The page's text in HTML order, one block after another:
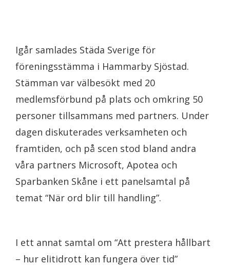
Igår samlades Städa Sverige för
föreningsstämma i Hammarby Sjöstad.
Stämman var välbesökt med 20
medlemsförbund på plats och omkring 50
personer tillsammans med partners. Under
dagen diskuterades verksamheten och
framtiden, och på scen stod bland andra
våra partners Microsoft, Apotea och
Sparbanken Skåne i ett panelsamtal på
temat “När ord blir till handling”.
I ett annat samtal om “Att prestera hållbart
– hur elitidrott kan fungera över tid”